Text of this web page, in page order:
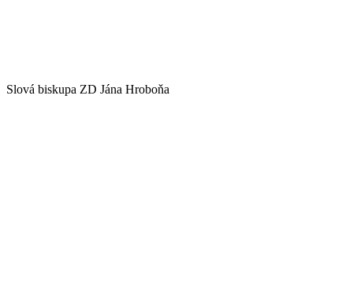
Slová biskupa ZD Jána Hroboňa